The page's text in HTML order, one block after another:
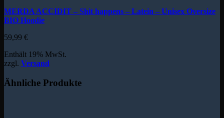
MERDA ACCIDIT – Shit happens – Latein – Unisex Oversize
BIO Hoodie
59,99 €
Enthält 19% MwSt.
zzgl. Versand
Ähnliche Produkte